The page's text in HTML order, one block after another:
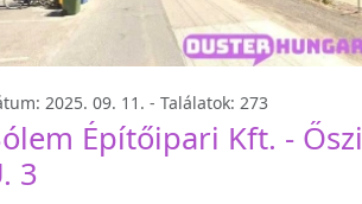
2025. 09. 11. - Találatok: 273
Építőipari Kft. - Őszi
3